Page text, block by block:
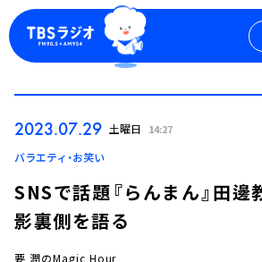
ログイン
2023.07.29 土曜日 14:27
バラエティ・お笑い
SNSで話題『らんまん』田邊
影裏側を語る
要 潤のMagic Hour